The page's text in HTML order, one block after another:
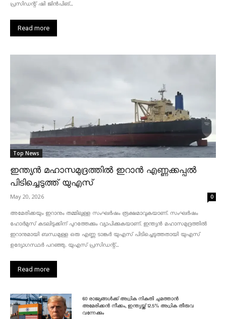
പ്രസിഡന്റ് ഷി ജിൻപിങ്...
Read more
Top News
ഇന്ത്യൻ മഹാസമുദ്രത്തിൽ ഇറാൻ എണ്ണക്കപ്പൽ
പിടിച്ചെടുത്ത് യുഎസ്
May 20, 2026 0
അമേരിക്കയും ഇറാനും തമ്മിലുള്ള സംഘർഷം രൂക്ഷമാവുകയാണ്. സംഘർഷം
ഹോർമുസ് കടലിടുക്കിന് പുറത്തേക്കും വ്യാപിക്കുകയാണ്. ഇന്ത്യൻ മഹാസമുദ്രത്തിൽ
ഇറാനുമായി ബന്ധമുള്ള ഒരു എണ്ണ ടാങ്കർ യുഎസ് പിടിച്ചെടുത്തതായി യുഎസ്
ഉദ്യോഗസ്ഥർ പറഞ്ഞു. യുഎസ് പ്രസിഡന്റ്...
Read more
60 രാജ്യങ്ങൾക്ക് അധിക നികുതി ചുമത്താൻ
അമേരിക്കൻ നീക്കം, ഇന്ത്യയ്ക്ക് 12.5% അധിക തീരുവ
വന്നേക്കും